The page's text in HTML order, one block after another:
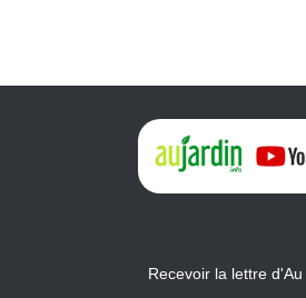
Recevoir la lettre d'Au